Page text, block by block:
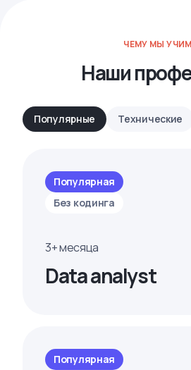
ЧЕМУ МЫ УЧИМ
Наши
Популярные Технические
Популярная
Без кодинга
3+ месяца
Data analyst
Популярная